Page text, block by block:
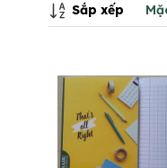
Sắp xếp